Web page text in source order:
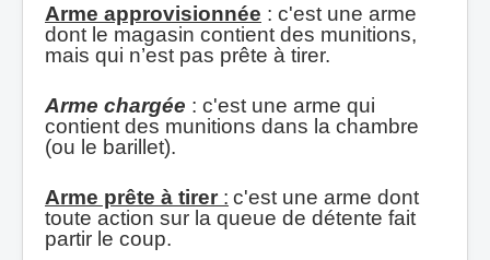
Arme approvisionnée : c'est une arme
dont le magasin contient des munitions,
mais qui n’est pas prête à tirer.
Arme chargée : c'est une arme qui
contient des munitions dans la chambre
(ou le barillet).
Arme prête à tirer : c'est une arme dont
toute action sur la queue de détente fait
partir le coup.